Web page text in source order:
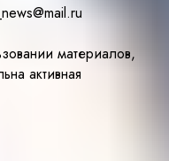
материалов,
активная